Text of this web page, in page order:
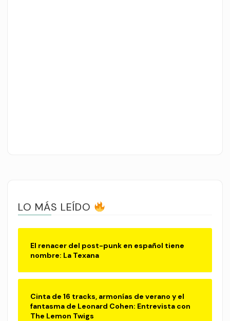
LO MÁS LEÍDO
El renacer del post-punk en español tiene
nombre: La Texana
Cinta de 16 tracks, armonías de verano y el
fantasma de Leonard Cohen: Entrevista con
The Lemon Twigs